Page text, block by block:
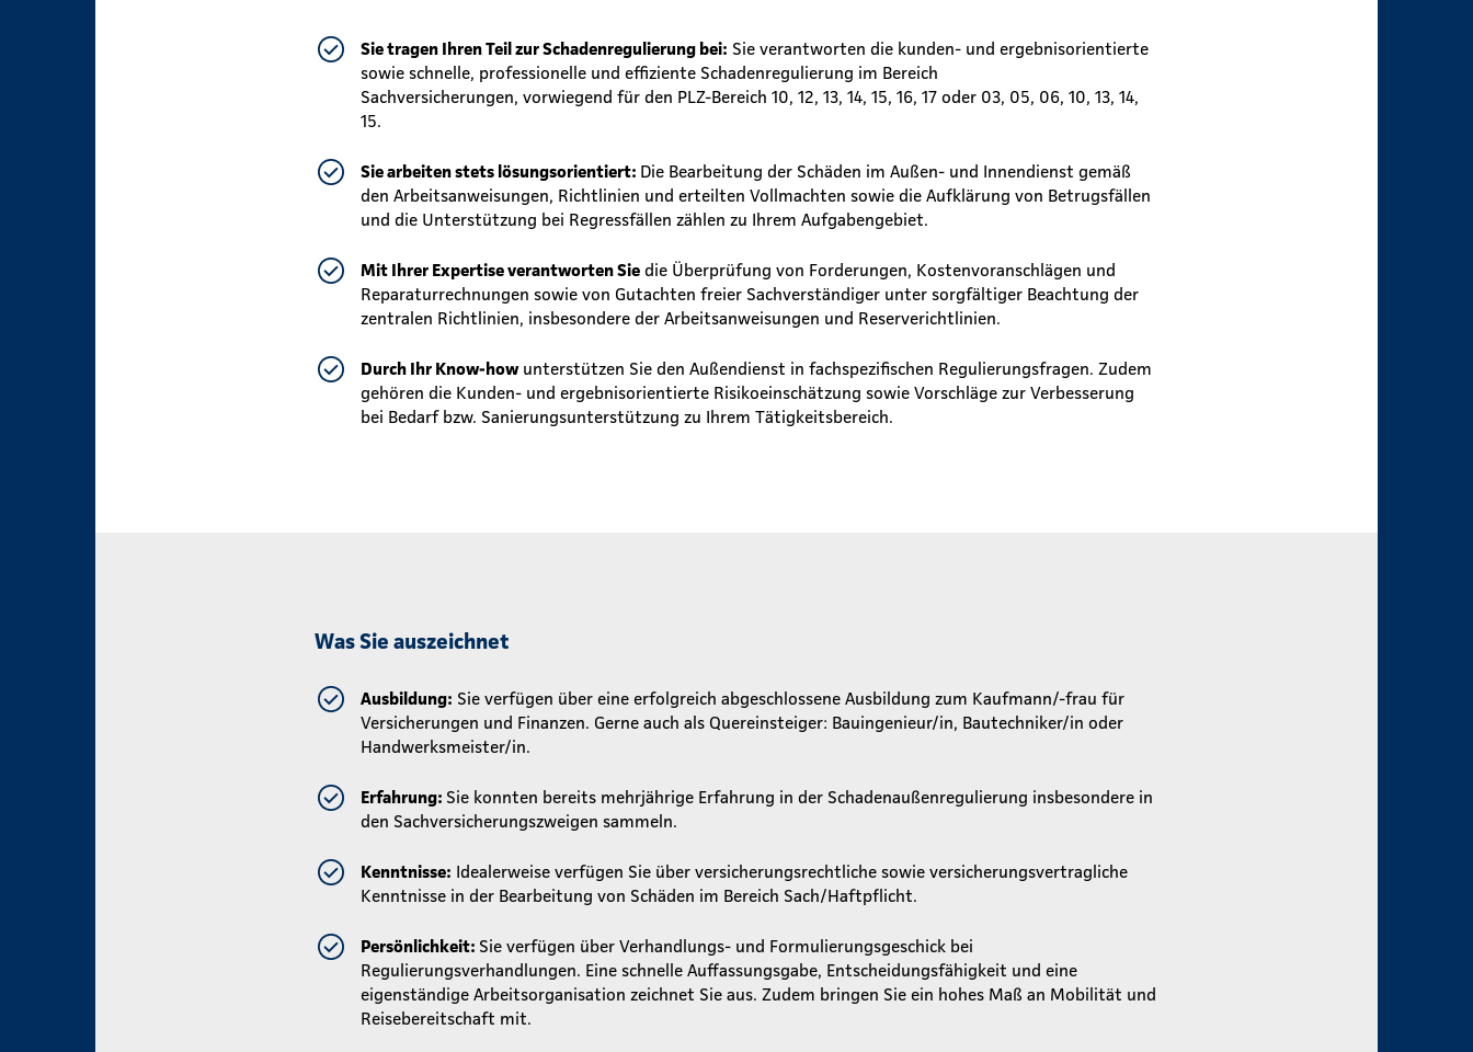
Sie tragen Ihren Teil zur Schadenregulierung bei: Sie verantworten die kunden- und ergebnisorientierte
sowie schnelle, professionelle und effiziente Schadenregulierung im Bereich
Sachversicherungen, vorwiegend für den PLZ-Bereich 10, 12, 13, 14, 15, 16, 17 oder 03, 05, 06, 10, 13, 14,
15.
Sie arbeiten stets lösungsorientiert: Die Bearbeitung der Schäden im Außen- und Innendienst gemäß
den Arbeitsanweisungen, Richtlinien und erteilten Vollmachten sowie die Aufklärung von Betrugsfällen
und die Unterstützung bei Regressfällen zählen zu Ihrem Aufgabengebiet.
Mit Ihrer Expertise verantworten Sie die Überprüfung von Forderungen, Kostenvoranschlägen und
Reparaturrechnungen sowie von Gutachten freier Sachverständiger unter sorgfältiger Beachtung der
zentralen Richtlinien, insbesondere der Arbeitsanweisungen und Reserverichtlinien.
Durch Ihr Know-howunterstützen Sie den Außendienst in fachspezifischen Regulierungsfragen. Zudem
gehören die Kunden- und ergebnisorientierte Risikoeinschätzung sowie Vorschläge zur Verbesserung
bei Bedarf bzw. Sanierungsunterstützung zu Ihrem Tätigkeitsbereich.
Was Sie auszeichnet
Ausbildung: Sie verfügen über eine erfolgreich abgeschlossene Ausbildung zum Kaufmann/-frau für
Versicherungen und Finanzen. Gerne auch als Quereinsteiger: Bauingenieur/in, Bautechniker/in oder
Handwerksmeister/in.
Erfahrung: Sie konnten bereits mehrjährige Erfahrung in der Schadenaußenregulierung insbesondere in
den Sachversicherungszweigen sammeln.
Kenntnisse: Idealerweise verfügen Sie über versicherungsrechtliche sowie versicherungsvertragliche
Kenntnisse in der Bearbeitung von Schäden im Bereich Sach/Haftpflicht.
Persönlichkeit: Sie verfügen über Verhandlungs- und Formulierungsgeschick bei
Regulierungsverhandlungen. Eine schnelle Auffassungsgabe, Entscheidungsfähigkeit und eine
eigenständige Arbeitsorganisation zeichnet Sie aus. Zudem bringen Sie ein hohes Maß an Mobilität und
Reisebereitschaft mit.